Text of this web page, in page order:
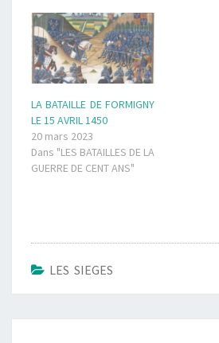
LA BATAILLE DE FORMIGNY
LE 15 AVRIL 1450
20 mars 2023
Dans "LES BATAILLES DE LA
GUERRE DE CENT ANS"
LES SIEGES